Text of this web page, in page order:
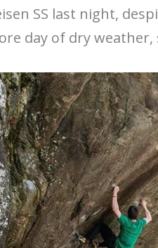
SS last night,
day of dry weather,